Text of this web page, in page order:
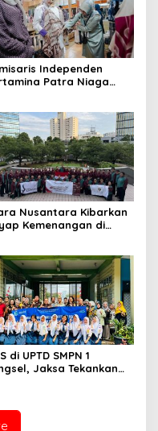
Independen
Patra Niaga
Kemanusiaan dan
Nusantara Kibarkan
Kemenangan di
di UPTD SMPN 1
Jaksa Tekankan